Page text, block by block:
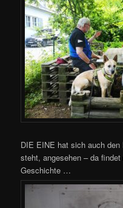
DIE EINE hat sich auch
steht, angesehen – da
Geschichte …